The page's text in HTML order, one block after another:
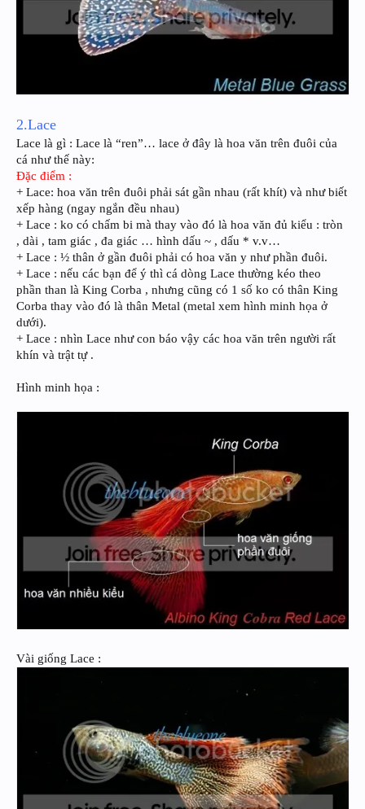
2.Lace
Lace là gì : Lace là “ren”… lace ở đây là hoa văn trên đuôi của
cá như thế này:
Đặc điểm :
+ Lace: hoa văn trên đuôi phải sát gần nhau (rất khít) và như biết
xếp hàng (ngay ngắn đều nhau)
+ Lace : ko có chấm bi mà thay vào đó là hoa văn đủ kiểu : tròn
, dài , tam giác , đa giác … hình dấu ~ , dấu * v.v…
+ Lace : ½ thân ở gần đuôi phải có hoa văn y như phần đuôi.
+ Lace : nếu các bạn để ý thì cá dòng Lace thường kéo theo
phần than là King Corba , nhưng cũng có 1 số ko có thân King
Corba thay vào đó là thân Metal (metal xem hình minh họa ở
dưới).
+ Lace : nhìn Lace như con báo vậy các hoa văn trên người rất
khín và trật tự .
Hình minh họa :
Vài giống Lace :